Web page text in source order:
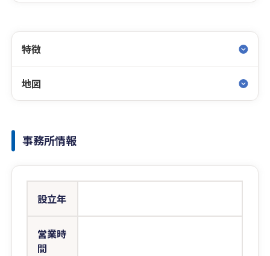
特徴
地図
事務所情報
設立年
営業時
間